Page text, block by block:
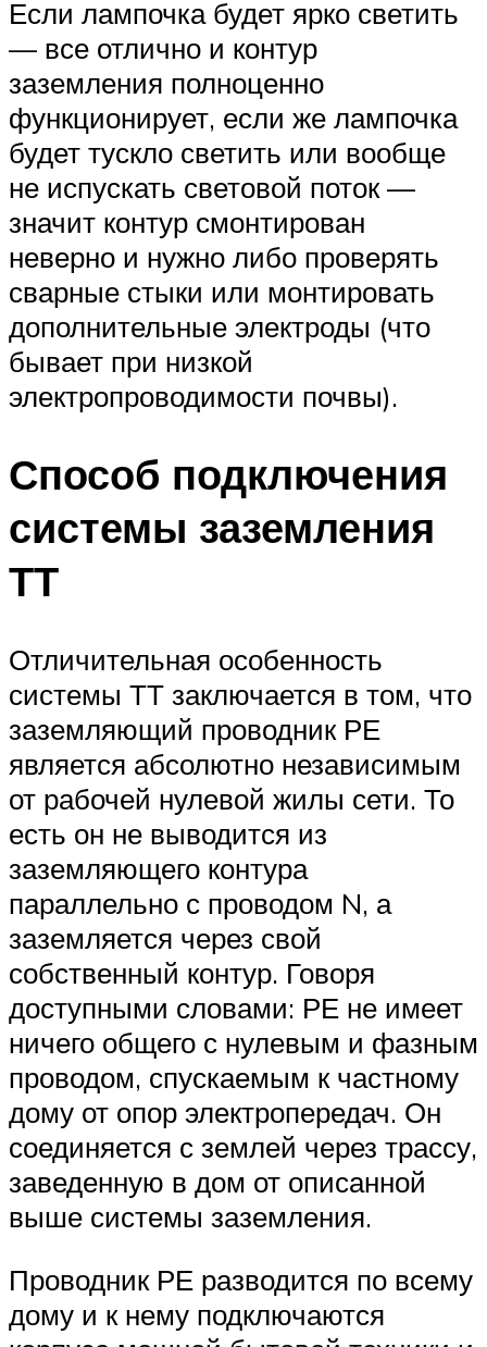
Если лампочка будет ярко светить
— все отлично и контур
заземления полноценно
функционирует, если же лампочка
будет тускло светить или вообще
не испускать световой поток —
значит контур смонтирован
неверно и нужно либо проверять
сварные стыки или монтировать
дополнительные электроды (что
бывает при низкой
электропроводимости почвы).
Способ подключения
системы заземления
ТТ
Отличительная особенность
системы ТТ заключается в том, что
заземляющий проводник РЕ
является абсолютно независимым
от рабочей нулевой жилы сети. То
есть он не выводится из
заземляющего контура
параллельно с проводом N, а
заземляется через свой
собственный контур. Говоря
доступными словами: РЕ не имеет
ничего общего с нулевым и фазным
проводом, спускаемым к частному
дому от опор электропередач. Он
соединяется с землей через трассу,
заведенную в дом от описанной
выше системы заземления.
Проводник РЕ разводится по всему
дому и к нему подключаются